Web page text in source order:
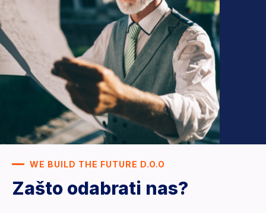
WE BUILD THE FUTURE D.O.O
Zašto odabrati nas?